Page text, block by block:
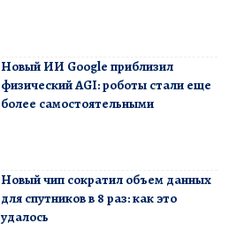
Новый ИИ Google приблизил
физический AGI: роботы стали еще
более самостоятельными
Новый чип сократил объем данных
для спутников в 8 раз: как это
удалось